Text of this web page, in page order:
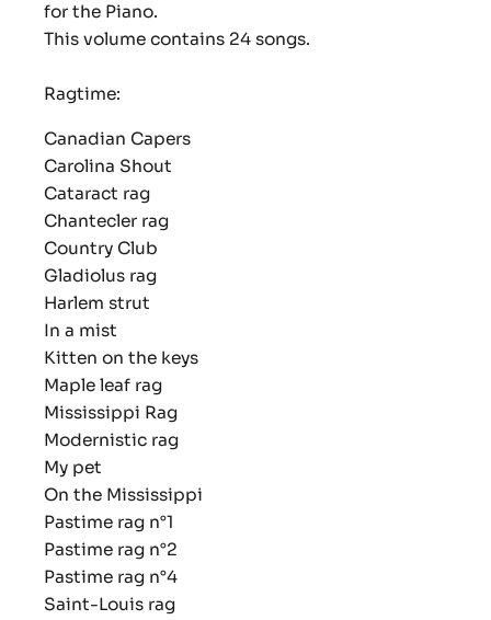
for the Piano.
This volume contains 24 songs.
Ragtime:
Canadian Capers
Carolina Shout
Cataract rag
Chantecler rag
Country Club
Gladiolus rag
Harlem strut
In a mist
Kitten on the keys
Maple leaf rag
Mississippi Rag
Modernistic rag
My pet
On the Mississippi
Pastime rag n°1
Pastime rag n°2
Pastime rag n°4
Saint-Louis rag